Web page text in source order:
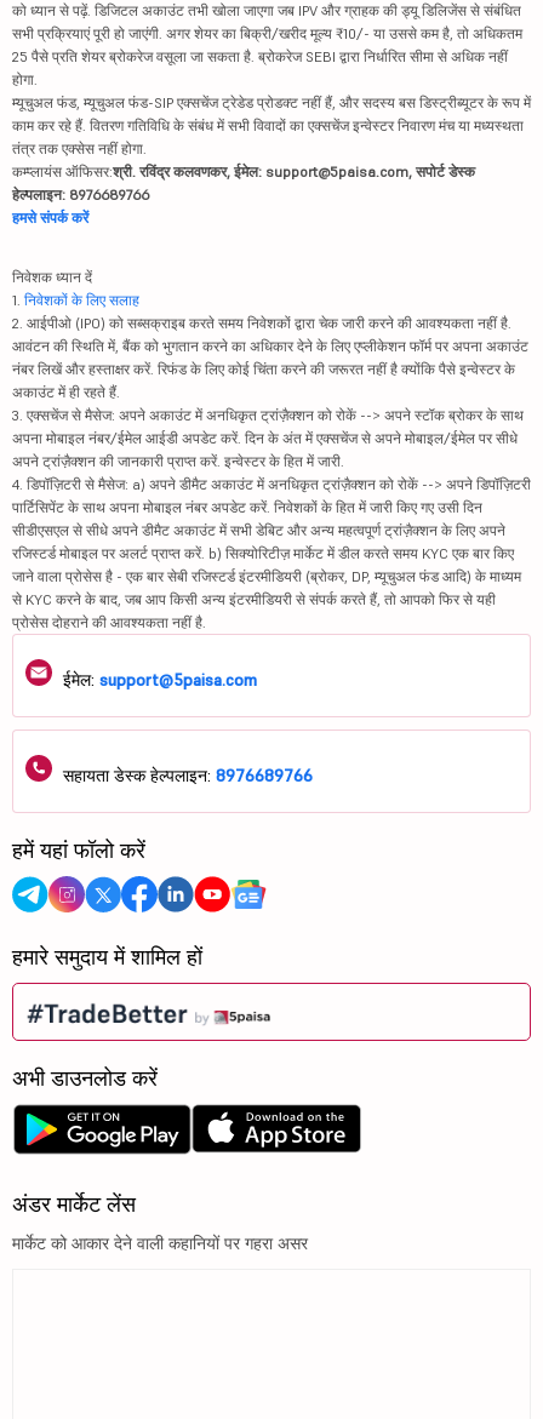
को ध्यान से पढ़ें. डिजिटल अकाउंट तभी खोला जाएगा जब IPV और ग्राहक की ड्यू डिलिजेंस से संबंधित
सभी प्रक्रियाएं पूरी हो जाएंगी. अगर शेयर का बिक्री/खरीद मूल्य ₹10/- या उससे कम है, तो अधिकतम
25 पैसे प्रति शेयर ब्रोकरेज वसूला जा सकता है. ब्रोकरेज SEBI द्वारा निर्धारित सीमा से अधिक नहीं
होगा.
म्यूचुअल फंड, म्यूचुअल फंड-SIP एक्सचेंज ट्रेडेड प्रोडक्ट नहीं हैं, और सदस्य बस डिस्ट्रीब्यूटर के रूप में
काम कर रहे हैं. वितरण गतिविधि के संबंध में सभी विवादों का एक्सचेंज इन्वेस्टर निवारण मंच या मध्यस्थता
तंत्र तक एक्सेस नहीं होगा.
कम्प्लायंस ऑफिसर:श्री. रविंद्र कलवणकर, ईमेल: support@5paisa.com, सपोर्ट डेस्क
हेल्पलाइन: 8976689766
हमसे संपर्क करें
निवेशक ध्यान दें
1. निवेशकों के लिए सलाह
2. आईपीओ (IPO) को सब्सक्राइब करते समय निवेशकों द्वारा चेक जारी करने की आवश्यकता नहीं है.
आवंटन की स्थिति में, बैंक को भुगतान करने का अधिकार देने के लिए एप्लीकेशन फॉर्म पर अपना अकाउंट
नंबर लिखें और हस्ताक्षर करें. रिफंड के लिए कोई चिंता करने की जरूरत नहीं है क्योंकि पैसे इन्वेस्टर के
अकाउंट में ही रहते हैं.
3. एक्सचेंज से मैसेज: अपने अकाउंट में अनधिकृत ट्रांज़ैक्शन को रोकें --> अपने स्टॉक ब्रोकर के साथ
अपना मोबाइल नंबर/ईमेल आईडी अपडेट करें. दिन के अंत में एक्सचेंज से अपने मोबाइल/ईमेल पर सीधे
अपने ट्रांज़ैक्शन की जानकारी प्राप्त करें. इन्वेस्टर के हित में जारी.
4. डिपॉज़िटरी से मैसेज: a) अपने डीमैट अकाउंट में अनधिकृत ट्रांज़ैक्शन को रोकें --> अपने डिपॉज़िटरी
पार्टिसिपेंट के साथ अपना मोबाइल नंबर अपडेट करें. निवेशकों के हित में जारी किए गए उसी दिन
सीडीएसएल से सीधे अपने डीमैट अकाउंट में सभी डेबिट और अन्य महत्वपूर्ण ट्रांज़ैक्शन के लिए अपने
रजिस्टर्ड मोबाइल पर अलर्ट प्राप्त करें. b) सिक्योरिटीज़ मार्केट में डील करते समय KYC एक बार किए
जाने वाला प्रोसेस है - एक बार सेबी रजिस्टर्ड इंटरमीडियरी (ब्रोकर, DP, म्यूचुअल फंड आदि) के माध्यम
से KYC करने के बाद, जब आप किसी अन्य इंटरमीडियरी से संपर्क करते हैं, तो आपको फिर से यही
प्रोसेस दोहराने की आवश्यकता नहीं है.
ईमेल: support@5paisa.com
सहायता डेस्क हेल्पलाइन: 8976689766
हमें यहां फॉलो करें
हमारे समुदाय में शामिल हों
अभी डाउनलोड करें
अंडर मार्केट लेंस
मार्केट को आकार देने वाली कहानियों पर गहरा असर